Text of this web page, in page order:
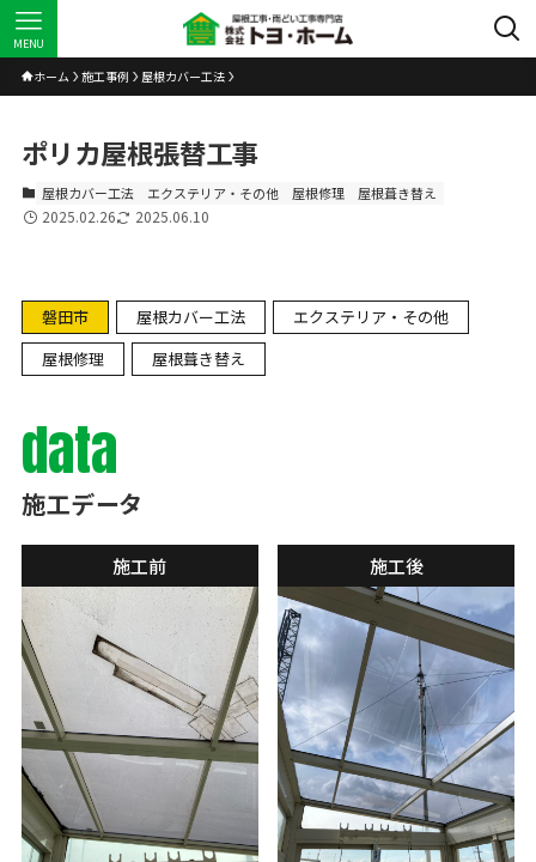
MENU
ホーム 施工事例 屋根カバー工法
ポリカ屋根張替工事
屋根カバー工法 エクステリア・その他 屋根修理 屋根葺き替え
2025.02.26 2025.06.10
磐田市 屋根カバー工法
エクステリア・その他
屋根修理
屋根葺き替え
data
施工データ
施工前 施工後